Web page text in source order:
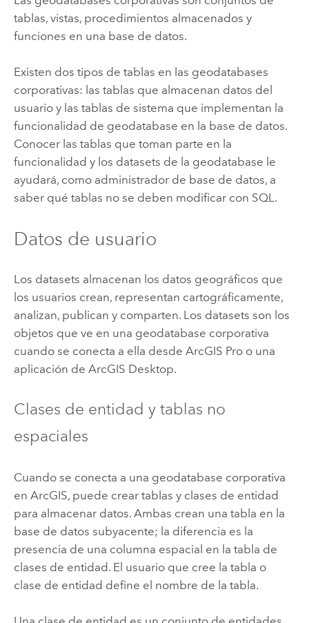
tablas, vistas, procedimientos almacenados y
funciones en una base de datos.
Existen dos tipos de tablas en las geodatabases
corporativas: las tablas que almacenan datos del
usuario y las tablas de sistema que implementan la
funcionalidad de geodatabase en la base de datos.
Conocer las tablas que toman parte en la
funcionalidad y los datasets de la geodatabase le
ayudará, como administrador de base de datos, a
saber qué tablas no se deben modificar con SQL.
Datos de usuario
Los datasets almacenan los datos geográficos que
los usuarios crean, representan cartográficamente,
analizan, publican y comparten. Los datasets son los
objetos que ve en una geodatabase corporativa
cuando se conecta a ella desde ArcGIS Proo una
aplicación de ArcGIS Desktop.
Clases de entidad y tablas no
espaciales
Cuando se conecta a una geodatabase corporativa
en ArcGIS, puede crear tablas y clases de entidad
para almacenar datos. Ambas crean una tabla en la
base de datos subyacente; la diferencia es la
presencia de una columna espacial en la tabla de
clases de entidad. El usuario que cree la tabla o
clase de entidad define el nombre de la tabla.